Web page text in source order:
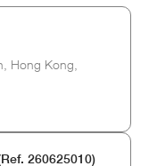
Hong Kong,
260625010)